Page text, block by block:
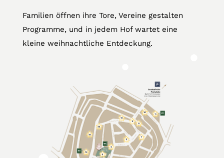
Familien öffnen ihre Tore, Vereine gestalten
Programme, und in jedem Hof wartet eine
kleine weihnachtliche Entdeckung.